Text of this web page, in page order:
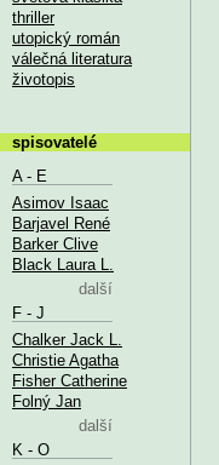
thriller
utopický román
válečná literatura
životopis
spisovatelé
A - E
Asimov Isaac
Barjavel René
Barker Clive
Black Laura L.
další
F - J
Chalker Jack L.
Christie Agatha
Fisher Catherine
Folný Jan
další
K - O